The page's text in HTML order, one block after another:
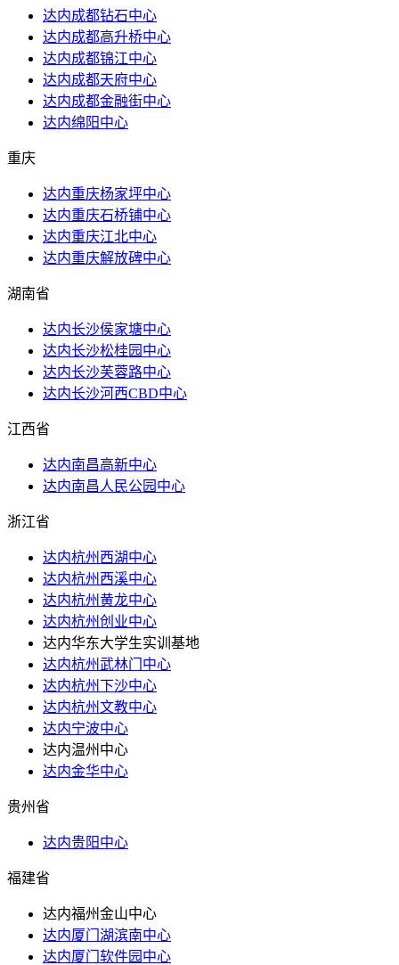
达内成都钻石中心
达内成都高升桥中心
达内成都锦江中心
达内成都天府中心
达内成都金融街中心
达内绵阳中心
重庆
达内重庆杨家坪中心
达内重庆石桥铺中心
达内重庆江北中心
达内重庆解放碑中心
湖南省
达内长沙侯家塘中心
达内长沙松桂园中心
达内长沙芙蓉路中心
达内长沙河西CBD中心
江西省
达内南昌高新中心
达内南昌人民公园中心
浙江省
达内杭州西湖中心
达内杭州西溪中心
达内杭州黄龙中心
达内杭州创业中心
达内华东大学生实训基地
达内杭州武林门中心
达内杭州下沙中心
达内杭州文教中心
达内宁波中心
达内温州中心
达内金华中心
贵州省
达内贵阳中心
福建省
达内福州金山中心
达内厦门湖滨南中心
达内厦门软件园中心